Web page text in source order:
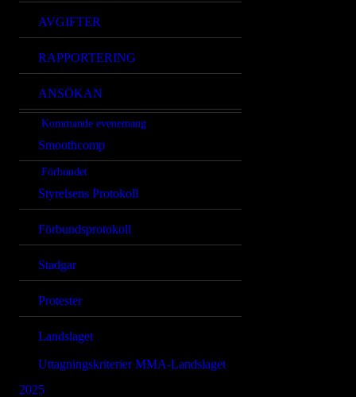
AVGIFTER
RAPPORTERING
ANSÖKAN
Kommande evenemang
Smoothcomp
Förbundet
Styrelsens Protokoll
Förbundsprotokoll
Stadgar
Protester
Landslaget
Uttagningskriterier MMA-Landslaget
2025